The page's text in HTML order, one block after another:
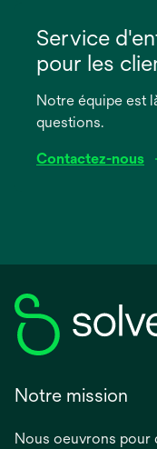
dans
nouvel
onglet
Service
pour les
Notre équipe est
questions.
Contactez-nous
Notre mission
Nous oeuvrons pour